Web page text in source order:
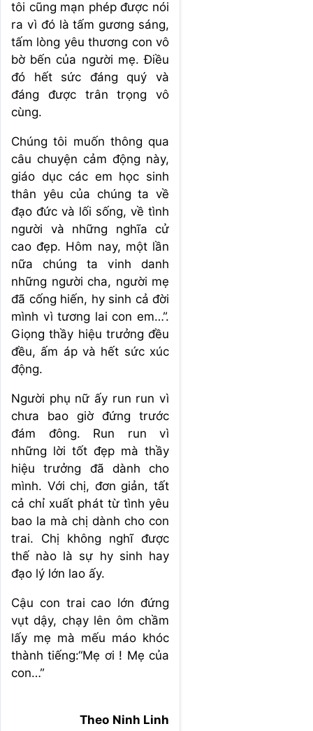
tôi cũng mạn phép được nói
ra vì đó là tấm gương sáng,
tấm lòng yêu thương con vô
bờ bến của người mẹ. Điều
đó hết sức đáng quý và
đáng được trân trọng vô
cùng.
Chúng tôi muốn thông qua
câu chuyện cảm động này,
giáo dục các em học sinh
thân yêu của chúng ta về
đạo đức và lối sống, về tình
người và những nghĩa cử
cao đẹp. Hôm nay, một lần
nữa chúng ta vinh danh
những người cha, người mẹ
đã cống hiến, hy sinh cả đời
mình vì tương lai con em…”.
Giọng thầy hiệu trưởng đều
đều, ấm áp và hết sức xúc
động.
Người phụ nữ ấy run run vì
chưa bao giờ đứng trước
đám đông. Run run vì
những lời tốt đẹp mà thầy
hiệu trưởng đã dành cho
mình. Với chị, đơn giản, tất
cả chỉ xuất phát từ tình yêu
bao la mà chị dành cho con
trai. Chị không nghĩ được
thế nào là sự hy sinh hay
đạo lý lớn lao ấy.
Cậu con trai cao lớn đứng
vụt dậy, chạy lên ôm chầm
lấy mẹ mà mếu máo khóc
thành tiếng:“Mẹ ơi ! Mẹ của
con…”
Theo Ninh Linh